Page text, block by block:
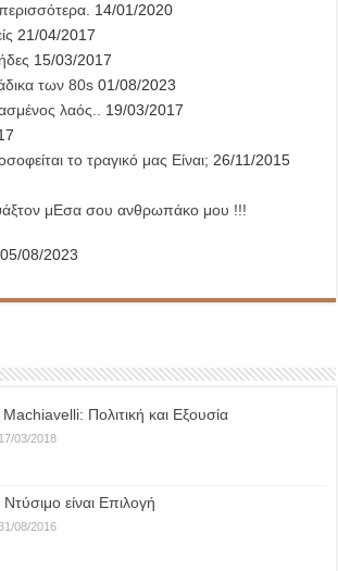
14/01/2020
21/04/2017
15/03/2017
των 80s 01/08/2023
λαός..
19/03/2017
το τραγικό μας Είναι; 26/11/2015
μΕσα σου ανθρωπάκο μου !!!
05/08/2023
Πολιτική και Εξουσία
17/03/2018
Ντύσιμο είναι Επιλογή
08/2016